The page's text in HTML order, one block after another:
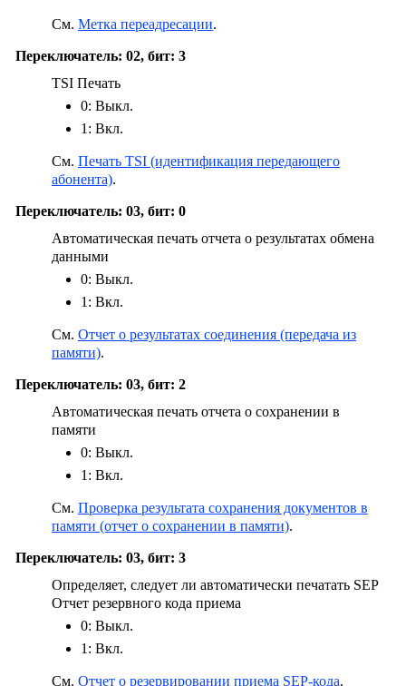
См. Метка переадресации.
Переключатель: 02, бит: 3
TSI Печать
0: Выкл.
1: Вкл.
См. Печать TSI (идентификация передающего
абонента).
Переключатель: 03, бит: 0
Автоматическая печать отчета о результатах обмена
данными
0: Выкл.
1: Вкл.
См. Отчет о результатах соединения (передача из
памяти).
Переключатель: 03, бит: 2
Автоматическая печать отчета о сохранении в
памяти
0: Выкл.
1: Вкл.
См. Проверка результата сохранения документов в
памяти (отчет о сохранении в памяти).
Переключатель: 03, бит: 3
Определяет, следует ли автоматически печатать SEP
Отчет резервного кода приема
0: Выкл.
1: Вкл.
См. Отчет о резервировании приема SEP-кода.